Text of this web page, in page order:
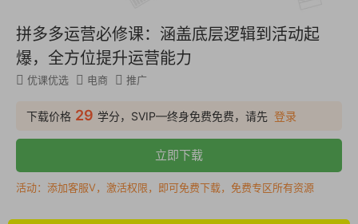
拼多多运营必修课：涵盖底层逻辑到活动起
爆，全方位提升运营能力
优课优选 电商 推广
下载价格 29 学分，SVIP—终身免费免费，请先 登录
立即下载
活动：添加客服V，激活权限，即可免费下载，免费专区所有资源